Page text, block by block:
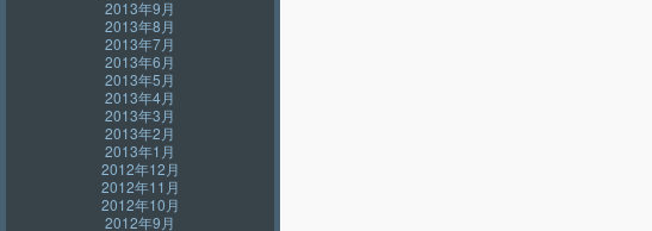
2013年9月
2013年8月
2013年7月
2013年6月
2013年5月
2013年4月
2013年3月
2013年2月
2013年1月
2012年12月
2012年11月
2012年10月
2012年9月